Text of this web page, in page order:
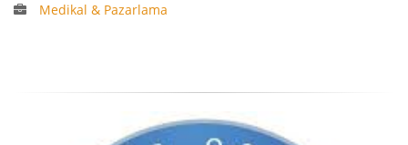
Medikal & Pazarlama